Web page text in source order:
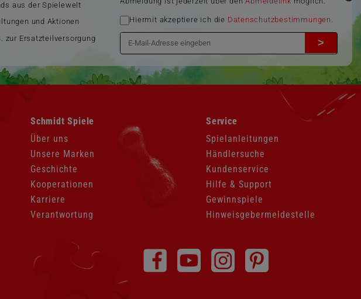
aus der Spielewelt
und Aktionen
zur Ersatzteilversorgung
Hiermit akzeptiere ich die Datenschutzbestimmungen
>
Navigation
überspringen
Schmidt Spiele
Über uns
Unsere Marken
Geschichte
Kooperationen
Karriere
Verantwortung
Navigation
überspringen
Service
Spielanleitungen
Händlersuche
Kundenservice
Hilfe & Support
Gewinnspiele
Hinweisgebermeldestelle